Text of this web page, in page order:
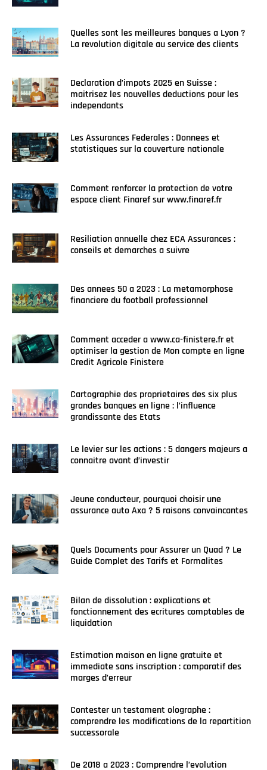
Quelles sont les meilleures banques a Lyon ?
La revolution digitale au service des clients
Declaration d’impots 2025 en Suisse :
maitrisez les nouvelles deductions pour les
independants
Les Assurances Federales : Donnees et
statistiques sur la couverture nationale
Comment renforcer la protection de votre
espace client Finaref sur www.finaref.fr
Resiliation annuelle chez ECA Assurances :
conseils et demarches a suivre
Des annees 50 a 2023 : La metamorphose
financiere du football professionnel
Comment acceder a www.ca-finistere.fr et
optimiser la gestion de Mon compte en ligne
Credit Agricole Finistere
Cartographie des proprietaires des six plus
grandes banques en ligne : l’influence
grandissante des Etats
Le levier sur les actions : 5 dangers majeurs a
connaitre avant d’investir
Jeune conducteur, pourquoi choisir une
assurance auto Axa ? 5 raisons convaincantes
Quels Documents pour Assurer un Quad ? Le
Guide Complet des Tarifs et Formalites
Bilan de dissolution : explications et
fonctionnement des ecritures comptables de
liquidation
Estimation maison en ligne gratuite et
immediate sans inscription : comparatif des
marges d’erreur
Contester un testament olographe :
comprendre les modifications de la repartition
successorale
De 2018 a 2023 : Comprendre l’evolution